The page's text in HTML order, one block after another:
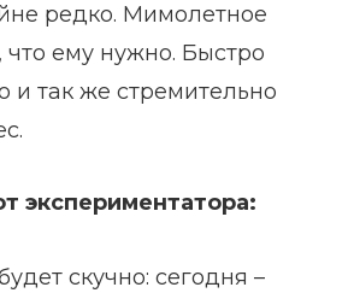
редко. Мимолетное
что ему нужно. Быстро
и так же стремительно
экспериментатора:
скучно: сегодня –